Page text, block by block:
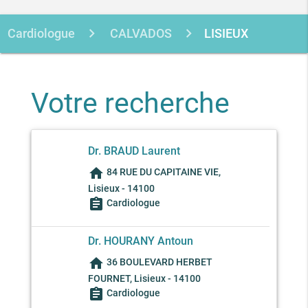
Cardiologue CALVADOS LISIEUX
Votre recherche
Dr. BRAUD Laurent
home 84 RUE DU CAPITAINE VIE,
Lisieux - 14100
assignment Cardiologue
Dr. HOURANY Antoun
home 36 BOULEVARD HERBET
FOURNET, Lisieux - 14100
assignment Cardiologue